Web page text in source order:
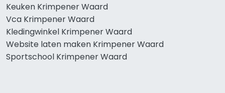
Keuken Krimpener Waard
Vca Krimpener Waard
Kledingwinkel Krimpener Waard
Website laten maken Krimpener Waard
Sportschool Krimpener Waard